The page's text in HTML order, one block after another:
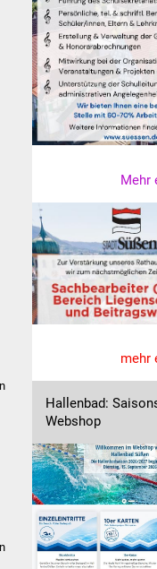
Mehr
mehr
Hallenbad:
Webshop